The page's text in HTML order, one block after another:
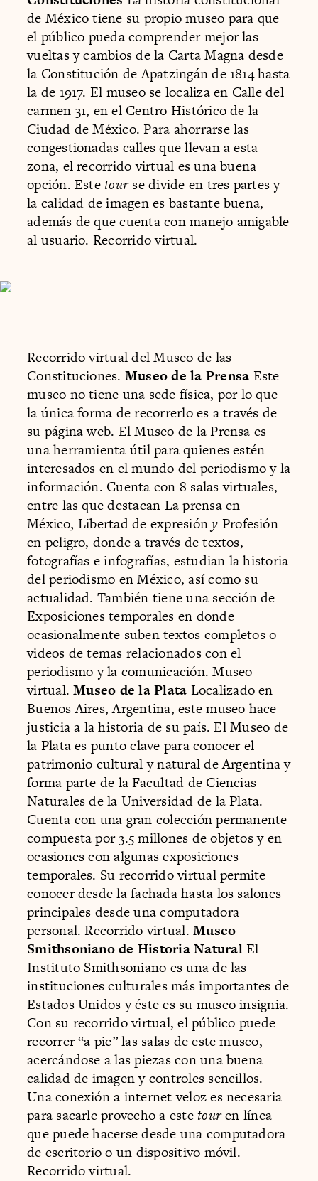
de México tiene su propio museo para que
el público pueda comprender mejor las
vueltas y cambios de la Carta Magna desde
la Constitución de Apatzingán de 1814 hasta
la de 1917. El museo se localiza en Calle del
carmen 31, en el Centro Histórico de la
Ciudad de México. Para ahorrarse las
congestionadas calles que llevan a esta
zona, el recorrido virtual es una buena
opción. Estetourse divide en tres partes y
la calidad de imagen es bastante buena,
además de que cuenta con manejo amigable
al usuario. Recorrido virtual.
Recorrido virtual del Museo de las
Constituciones. Museo de la Prensa Este
museo no tiene una sede física, por lo que
la única forma de recorrerlo es a través de
su página web. El Museo de la Prensa es
una herramienta útil para quienes estén
interesados en el mundo del periodismo y la
información. Cuenta con 8 salas virtuales,
entre las que destacan La prensa en
México, Libertad de expresióny Profesión
en peligro, donde a través de textos,
fotografías e infografías, estudian la historia
del periodismo en México, así como su
actualidad. También tiene una sección de
Exposiciones temporales en donde
ocasionalmente suben textos completos o
videos de temas relacionados con el
periodismo y la comunicación. Museo
virtual.Museo de la Plata Localizado en
Buenos Aires, Argentina, este museo hace
justicia a la historia de su país. El Museo de
la Plata es punto clave para conocer el
patrimonio cultural y natural de Argentina y
forma parte de la Facultad de Ciencias
Naturales de la Universidad de la Plata.
Cuenta con una gran colección permanente
compuesta por 3.5 millones de objetos y en
ocasiones con algunas exposiciones
temporales. Su recorrido virtual permite
conocer desde la fachada hasta los salones
principales desde una computadora
personal. Recorrido virtual.Museo
Smithsoniano de Historia NaturalEl
Instituto Smithsoniano es una de las
instituciones culturales más importantes de
Estados Unidos y éste es su museo insignia.
Con su recorrido virtual, el público puede
recorrer “a pie” las salas de este museo,
acercándose a las piezas con una buena
calidad de imagen y controles sencillos.
Una conexión a internet veloz es necesaria
para sacarle provecho a estetouren línea
que puede hacerse desde una computadora
de escritorio o un dispositivo móvil.
Recorrido virtual.